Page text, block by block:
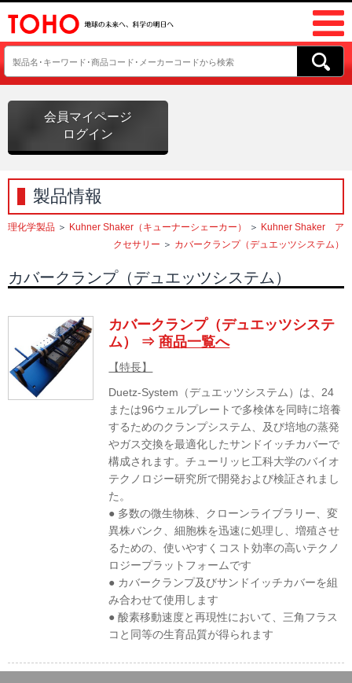
会員マイページ
ログイン
製品情報
理化学製品 ＞ Kuhner Shaker（キューナーシェーカー） ＞ Kuhner Shaker ア
クセサリー ＞ カバークランプ（デュエッツシステム）
カバークランプ（デュエッツシステム）
カバークランプ（デュエッツシステ
ム） ⇒商品一覧へ
【特長】
Duetz-System（デュエッツシステム）は、24
または96ウェルプレートで多検体を同時に培養
するためのクランプシステム、及び培地の蒸発
やガス交換を最適化したサンドイッチカバーで
構成されます。チューリッヒ工科大学のバイオ
テクノロジー研究所で開発および検証されまし
た。
● 多数の微生物株、クローンライブラリー、変
異株バンク、細胞株を迅速に処理し、増殖させ
るための、使いやすくコスト効率の高いテクノ
ロジープラットフォームです
● カバークランプ及びサンドイッチカバーを組
み合わせて使用します
● 酸素移動速度と再現性において、三角フラス
コと同等の生育品質が得られます